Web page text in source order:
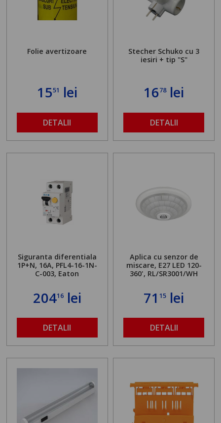
Folie avertizoare
1551 lei
DETALII
Stecher Schuko cu 3
iesiri + tip "S"
1678lei
DETALII
Siguranta diferentiala
1P+N, 16A, PFL4-16-1N-
C-003, Eaton
20416lei
DETALII
Aplica cu senzor de
miscare, E27 LED 120-
360', RL/SR3001/WH
7115 lei
DETALII